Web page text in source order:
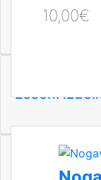
Tekstil
Leseni
Izdelki za
10,00€